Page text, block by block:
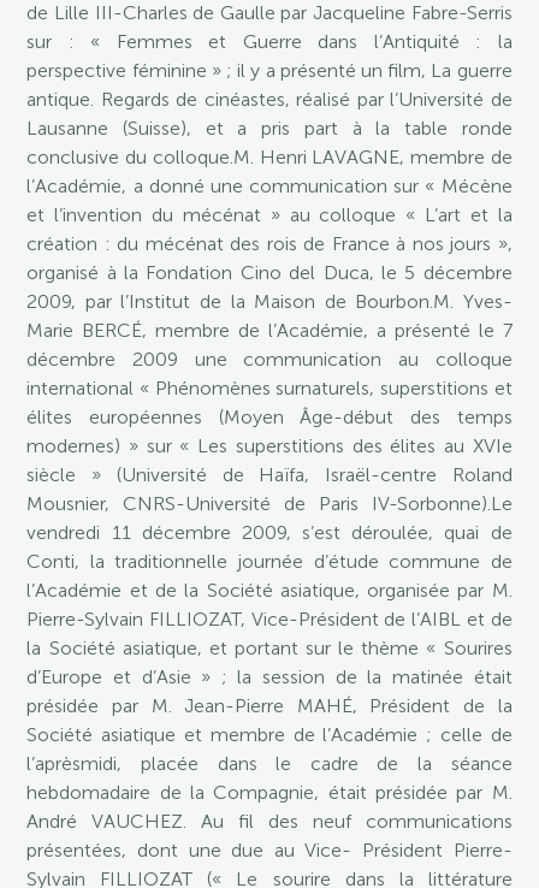
de Lille III-Charles de Gaulle par Jacqueline Fabre-Serris
sur : « Femmes et Guerre dans l’Antiquité : la
perspective féminine » ; il y a présenté un film, La guerre
antique. Regards de cinéastes, réalisé par l’Université de
Lausanne (Suisse), et a pris part à la table ronde
conclusive du colloque.M. Henri LAVAGNE, membre de
l’Académie, a donné une communication sur « Mécène
et l’invention du mécénat » au colloque « L’art et la
création : du mécénat des rois de France à nos jours »,
organisé à la Fondation Cino del Duca, le 5 décembre
2009, par l’Institut de la Maison de Bourbon.M. Yves-
Marie BERCÉ, membre de l’Académie, a présenté le 7
décembre 2009 une communication au colloque
international « Phénomènes surnaturels, superstitions et
élites européennes (Moyen Âge-début des temps
modernes) » sur « Les superstitions des élites au XVIe
siècle » (Université de Haïfa, Israël-centre Roland
Mousnier, CNRS-Université de Paris IV-Sorbonne).Le
vendredi 11 décembre 2009, s’est déroulée, quai de
Conti, la traditionnelle journée d’étude commune de
l’Académie et de la Société asiatique, organisée par M.
Pierre-Sylvain FILLIOZAT, Vice-Président de l’AIBL et de
la Société asiatique, et portant sur le thème « Sourires
d’Europe et d’Asie » ; la session de la matinée était
présidée par M. Jean-Pierre MAHÉ, Président de la
Société asiatique et membre de l’Académie ; celle de
l’aprèsmidi, placée dans le cadre de la séance
hebdomadaire de la Compagnie, était présidée par M.
André VAUCHEZ. Au fil des neuf communications
présentées, dont une due au Vice- Président Pierre-
Sylvain FILLIOZAT (« Le sourire dans la littérature